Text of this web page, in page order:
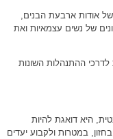
אודות ארבעת הבנים,
של נשים עצמאיות ואת
לדרכי ההתנהלות השונות
היא דואגת להיות
במטרות ולקבוע יעדים